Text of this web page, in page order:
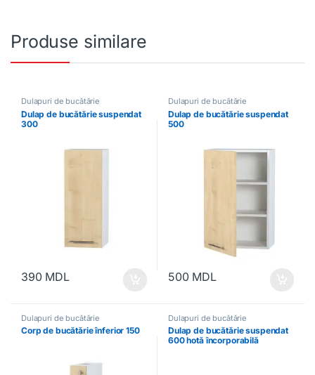
Produse similare
Dulapuri de bucătărie
Dulap de bucătărie suspendat
300
390 MDL
Dulapuri de bucătărie
Dulap de bucătărie suspendat
500
500 MDL
Dulapuri de bucătărie
Corp de bucătărie înferior 150
Dulapuri de bucătărie
Dulap de bucătărie suspendat
600 hotă încorporabilă